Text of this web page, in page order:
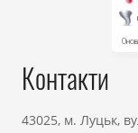
Контакти
43025, м. Луцьк,